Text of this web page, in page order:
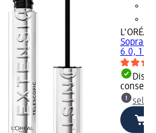
L'ORÉAL
6.0, 1 pz